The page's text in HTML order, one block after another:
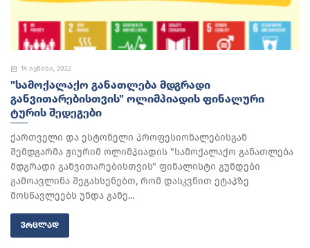
14 ივნისი, 2022
"ᲡᲐᲛᲝᲥᲐᲚᲐᲥᲝ ᲒᲐᲜᲐᲗᲚᲔᲑᲐ ᲛᲓᲒᲠᲐᲓᲘ
ᲒᲐᲜᲕᲘᲗᲐᲠᲔᲑᲘᲡᲗᲕᲘᲡ" ᲝᲚᲘᲛᲞᲘᲐᲓᲘᲡ ᲤᲘᲜᲐᲚᲣᲠᲘ
ᲢᲣᲠᲘᲡ ᲨᲔᲓᲔᲒᲔᲑᲘ
ქართველი და ესტონელი პროფესიონალებისგან
შემდგარმა ჟიურიმ ოლიმპიადის "სამოქალაქო განათლება
მდგრადი განვითარებისთვის" ფინალისტი გუნდები
გამოავლინა შეგახსენებთ, რომ დასკვნით ეტაპზე
მოსწავლეებს უნდა განე...
ᲕᲠᲪᲚᲐᲓ